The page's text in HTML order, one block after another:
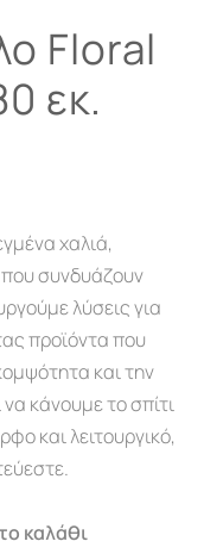
Floral
εκ.
χαλιά,
που συνδυάζουν
λύσεις για
προϊόντα που
και την
κάνουμε το σπίτι
και λειτουργικό,
καλάθι